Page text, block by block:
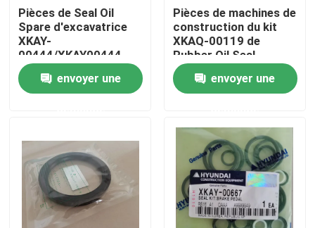
Maison
Vidéos
Au sujet de nous
Pièces de Seal Oil
Spare d'excavatrice
XKAY-
00444/XKAY00444
avec la garantie de 1
an
envoyer une
Pièces de machines de
construction du kit
XKAQ-00119 de
Rubber Oil Seal
d'excavatrice
envoyer une